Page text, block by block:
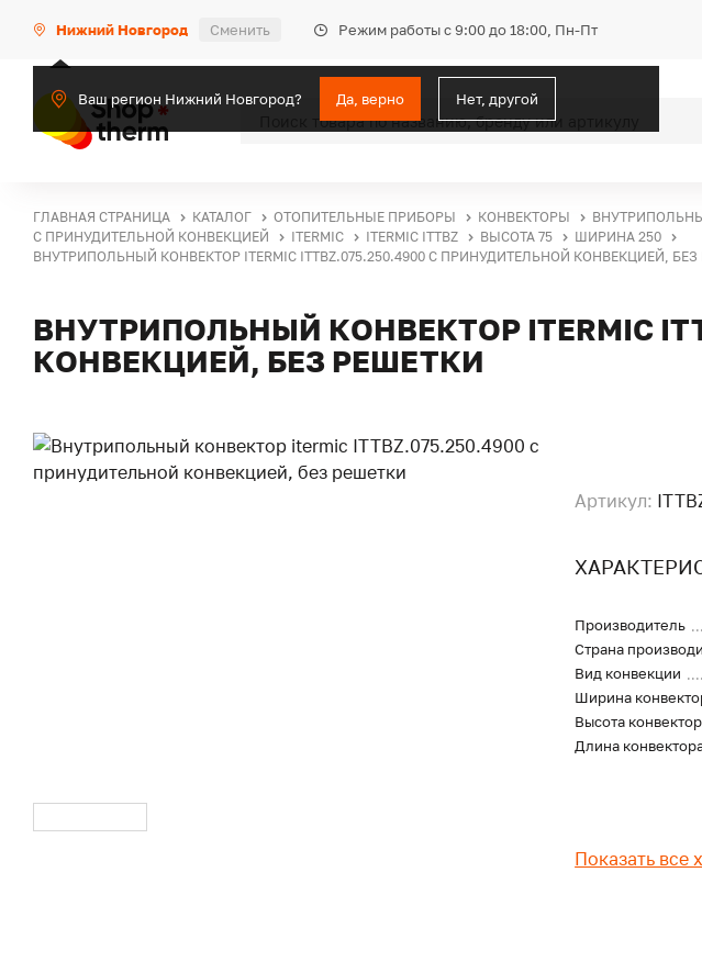
Нижний Новгород Сменить Режим работы с 9:00 до 18:00, Пн-Пт
Ваш регион Нижний Новгород? Да, верно Нет, другой
ГЛАВНАЯ СТРАНИЦА КАТАЛОГ ОТОПИТЕЛЬНЫЕ ПРИБОРЫ КОНВЕКТОРЫ
С ПРИНУДИТЕЛЬНОЙ КОНВЕКЦИЕЙ
ITERMIC ITERMIC ITTBZ ВЫСОТА 75
ШИРИНА 250
ВНУТРИПОЛЬНЫЙ КОНВЕКТОР ITERMIC ITTBZ.075.250.4900 С ПРИНУДИТЕЛЬНОЙ КОНВЕКЦИЕЙ,
ВНУТРИПОЛЬНЫЙ КОНВЕКТОР ITERMIC
КОНВЕКЦИЕЙ, БЕЗ РЕШЕТКИ
Артикул:
Производитель
Страна
Вид конвекции
Ширина
Высота
Длина
Показать все